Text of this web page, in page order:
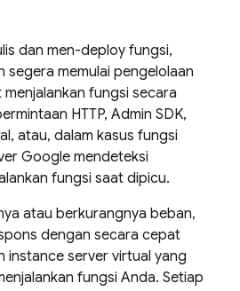
dan men-deploy fungsi,
segera memulai pengelolaan
fungsi secara
HTTP, Admin SDK,
atau, dalam kasus fungsi
Google mendeteksi
fungsi saat dipicu.
atau berkurangnya beban,
dengan secara cepat
instance server virtual yang
fungsi Anda. Setiap